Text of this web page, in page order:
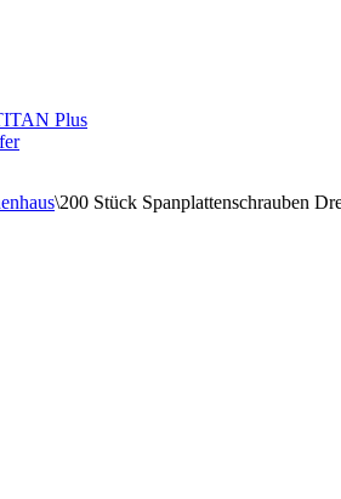
Plus
\200 Stück Spanplattenschrauben